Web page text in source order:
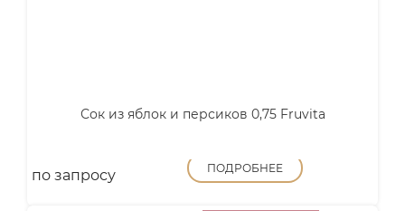
Сок из яблок и персиков 0,75 Fruvita
по запросу ПОДРОБНЕЕ